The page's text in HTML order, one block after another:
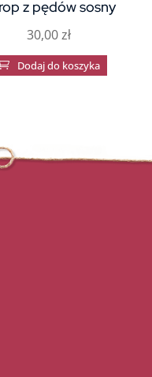
z pędów sosny
30,00zł
Dodaj do koszyka